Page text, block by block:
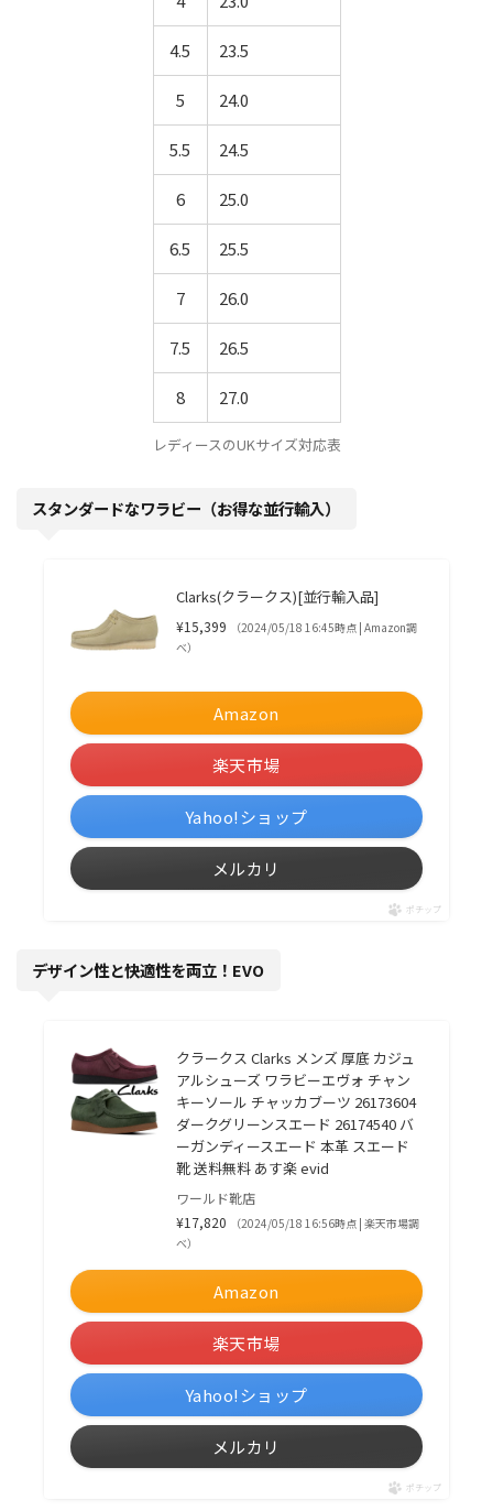
4.5 23.5
5 24.0
5.5 24.5
6 25.0
6.5 25.5
7 26.0
7.5 26.5
8 27.0
レディースのUKサイズ対応表
スタンダードなワラビー（お得な並行輸入）
Clarks(クラークス)[並行輸入品]
¥15,399
（2024/05/18 16:45時点 | Amazon調
べ）
Amazon
楽天市場
Yahoo!ショップ
メルカリ
ポチップ
デザイン性と快適性を両立！EVO
クラークス Clarks メンズ 厚底 カジュ
アルシューズ ワラビーエヴォ チャン
キーソール チャッカブーツ 26173604
ダークグリーンスエード 26174540 バ
ーガンディースエード 本革 スエード
靴 送料無料 あす楽 evid
ワールド靴店
¥17,820
（2024/05/18 16:56時点 | 楽天市場調
べ）
Amazon
楽天市場
Yahoo!ショップ
メルカリ
ポチップ